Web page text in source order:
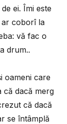
ei. Îmi este
ar coborî la
vă fac o
drum..
oameni care
că dacă merg
că dacă
se întâmplă